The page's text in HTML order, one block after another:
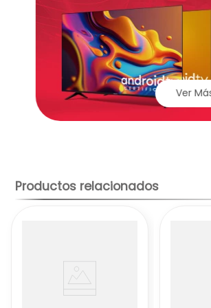
inoxidable, aluminio con
antiadherente o una
ambos. El acero inoxidable es
la corrosión y fácil de limpiar,
el aluminio con antiadherente
cocción y evita que los
peguen.
Los diseños pueden
respectivas tapas, una
sartén.
cómodo.
Productos relacionados
Ver